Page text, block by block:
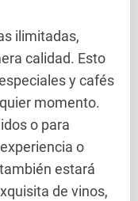
ilimitadas,
calidad. Esto
y cafés
momento.
o para
o
estará
de vinos,